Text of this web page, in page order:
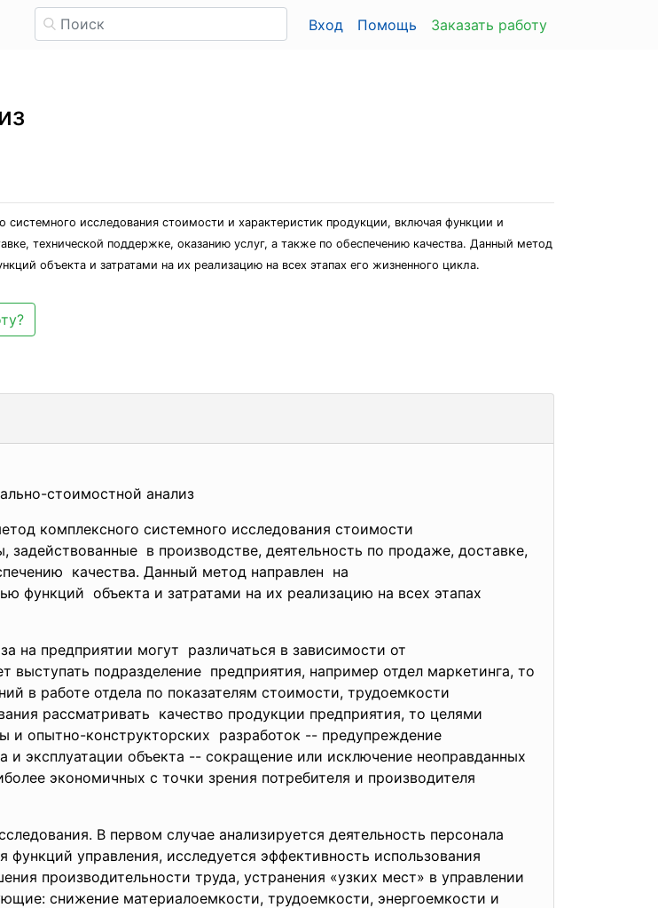
Вход Помощь Заказать работу
исследования стоимости и характеристик продукции, включая функции и
технической поддержке, оказанию услуг, а также по обеспечению качества. Данный метод
объекта и затратами на их реализацию на всех этапах его жизненного цикла.
стоимостной анализ
комплексного системного исследования стоимости
в производстве, деятельность по продаже, доставке,
качества. Данный метод направлен на
функций объекта и затратами на их реализацию на всех этапах
на предприятии могут различаться в зависимости от
выступать подразделение предприятия, например отдел маркетинга, то
в работе отдела по показателям стоимости, трудоемкости
рассматривать качество продукции предприятия, то целями
и опытно-конструкторских разработок -- предупреждение
и эксплуатации объекта -- сокращение или исключение неоправданных
экономичных с точки зрения потребителя и производителя
В первом случае анализируется деятельность персонала
управления, исследуется эффективность использования
производительности труда, устранения «узких мест» в управлении
снижение материалоемкости, трудоемкости, энергоемкости и